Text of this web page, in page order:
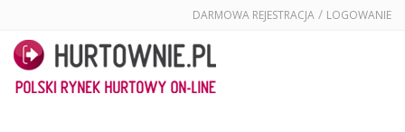
DARMOWA REJESTRACJA / LOGOWANIE